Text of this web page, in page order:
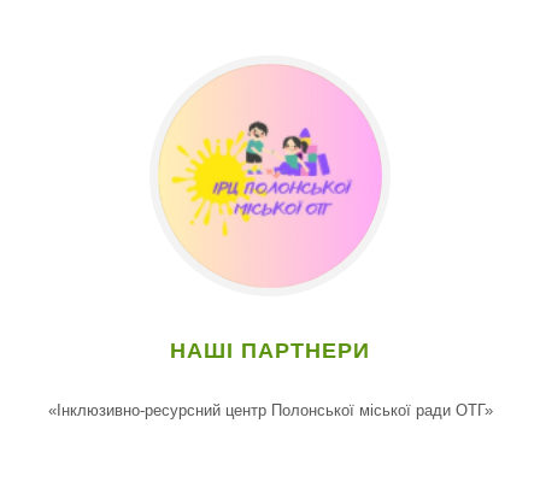
НАШІ ПАРТНЕРИ
«Інклюзивно-ресурсний центр Полонської міської ради ОТГ»